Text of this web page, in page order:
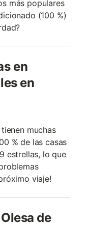
más populares
(100 %)
en
en
muchas
% de las casas
estrellas, lo que
viaje!
de